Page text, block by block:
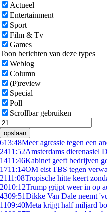
Actueel
Entertainment
Sport
Film & Tv
Games
Toon berichten van deze types
Weblog
Column
(P)review
Special
Poll
Scrollbar gebruiken
opslaan
613:48Meer agressie tegen een
2411:52Amsterdams dierenasiel
1411:46Kabinet geeft bedrijven
1711:14OM eist TBS tegen
2111:08Tropische hitte keert
2010:12Trump grijpt weer in op
4309:51Dikke Van Dale neemt
1109:40Meta krijgt half miljard